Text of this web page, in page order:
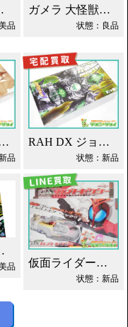
買取！
品
ガメラ 大怪獣空中決戦 ソフビ買取！
状態：良品
ーパンチホッパー 2011DX買取！
品
RAH DX ジョーカー 仮面ライダーブレイド買取！
状態：新品
ﾞｬｰ買取！
品 仮面ライダーカブト DXカブトゼクター買取！
状態：新品